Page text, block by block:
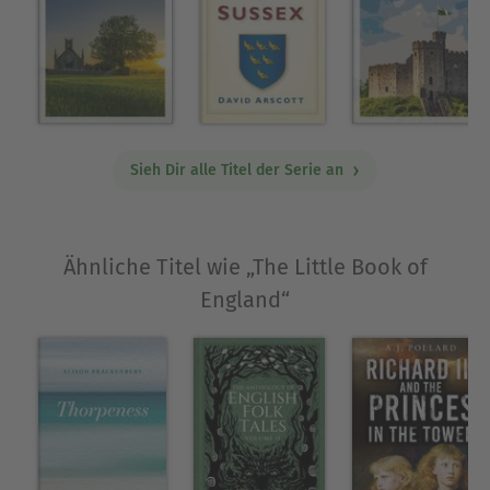
politeness, Beefeaters and losing in penalties in
international football. But we English know that
we're a bit more complicated than such
stereotypes. Or are we? Let's find out.
Ausblenden
Sieh Dir alle Titel der Serie an
Ähnliche Titel wie „The Little Book of
England“